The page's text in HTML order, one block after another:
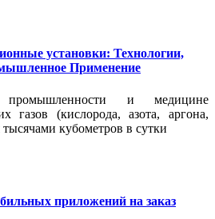
установки: Технологии,
Применение
и медицине
газов (кислорода, азота, аргона,
тысячами кубометров в сутки
приложений на заказ